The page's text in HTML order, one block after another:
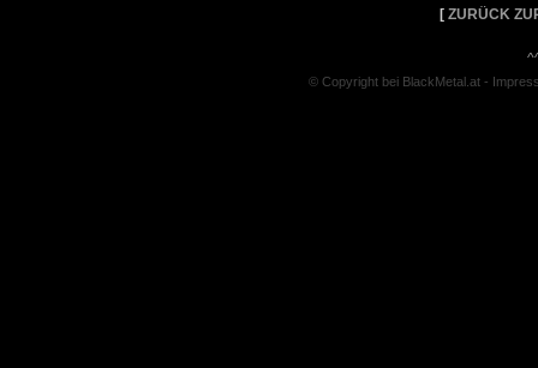
[ ZURÜCK
© Copyright bei BlackMetal.at -